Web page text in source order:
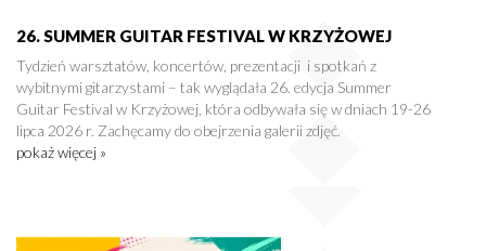
26. SUMMER GUITAR FESTIVAL W KRZYŻOWEJ
Tydzień warsztatów, koncertów, prezentacji i spotkań z
wybitnymi gitarzystami – tak wyglądała 26. edycja Summer
Guitar Festival w Krzyżowej, która odbywała się w dniach 19-26
lipca 2026 r. Zachęcamy do obejrzenia galerii zdjęć.
pokaż więcej »